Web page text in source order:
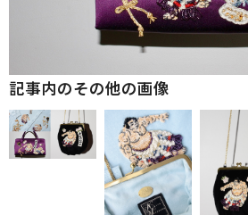
記事内のその他の画像